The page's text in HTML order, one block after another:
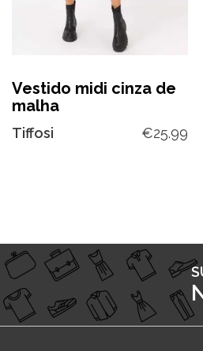
Vestido midi cinza de
malha
Tiffosi €25.99